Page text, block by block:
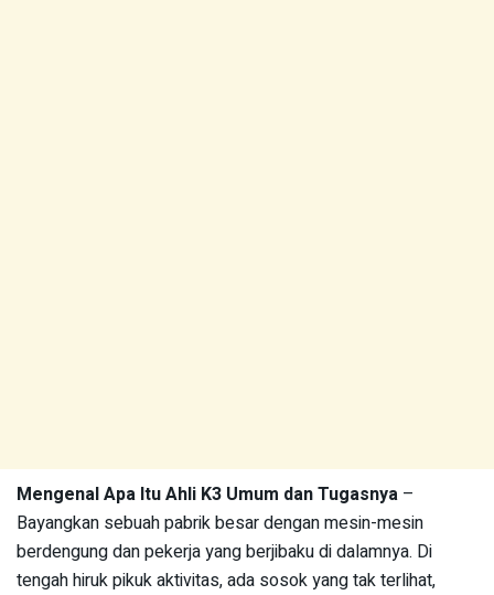
Mengenal Apa Itu Ahli K3 Umum dan Tugasnya –
Bayangkan sebuah pabrik besar dengan mesin-mesin
berdengung dan pekerja yang berjibaku di dalamnya. Di
tengah hiruk pikuk aktivitas, ada sosok yang tak terlihat,